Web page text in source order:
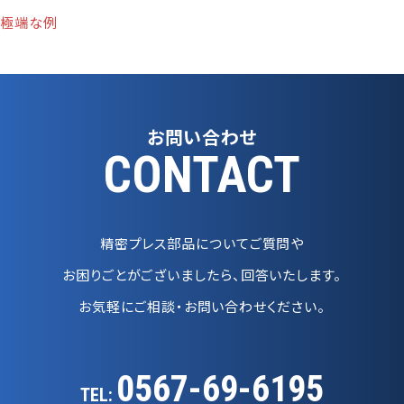
極端な例
お問い合わせ
CONTACT
精密プレス部品についてご質問や
お困りごとがございましたら、回答いたします。
お気軽にご相談・お問い合わせください。
TEL: 0567-69-6195